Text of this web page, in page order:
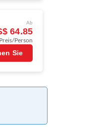
Ab
64.85
Preis/Person
Sie